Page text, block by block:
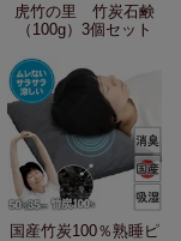
虎竹の里 竹炭石鹸
（100g）3個セット
国産竹炭100％熟睡ピ